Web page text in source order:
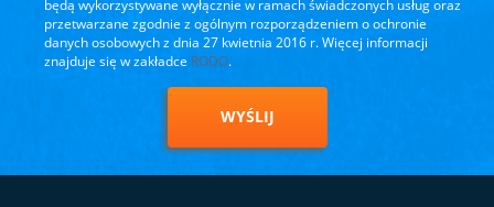
będą wykorzystywane wyłącznie w ramach świadczonych usług oraz
przetwarzane zgodnie z ogólnym rozporządzeniem o ochronie
danych osobowych z dnia 27 kwietnia 2016 r. Więcej informacji
znajduje się w zakładce RODO.
WYŚLIJ